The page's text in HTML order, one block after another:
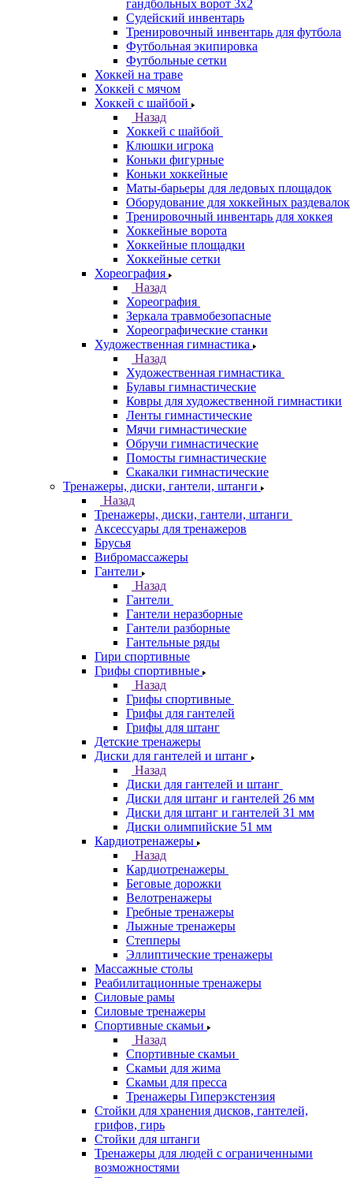
гандбольных ворот 3х2
Судейский инвентарь
Тренировочный инвентарь для футбола
Футбольная экипировка
Футбольные сетки
Хоккей на траве
Хоккей с мячом
Хоккей с шайбой
Назад
Хоккей с шайбой
Клюшки игрока
Коньки фигурные
Коньки хоккейные
Маты-барьеры для ледовых площадок
Оборудование для хоккейных раздевалок
Тренировочный инвентарь для хоккея
Хоккейные ворота
Хоккейные площадки
Хоккейные сетки
Хореография
Назад
Хореография
Зеркала травмобезопасные
Хореографические станки
Художественная гимнастика
Назад
Художественная гимнастика
Булавы гимнастические
Ковры для художественной гимнастики
Ленты гимнастические
Мячи гимнастические
Обручи гимнастические
Помосты гимнастические
Скакалки гимнастические
Тренажеры, диски, гантели, штанги
Назад
Тренажеры, диски, гантели, штанги
Аксессуары для тренажеров
Брусья
Вибромассажеры
Гантели
Назад
Гантели
Гантели неразборные
Гантели разборные
Гантельные ряды
Гири спортивные
Грифы спортивные
Назад
Грифы спортивные
Грифы для гантелей
Грифы для штанг
Детские тренажеры
Диски для гантелей и штанг
Назад
Диски для гантелей и штанг
Диски для штанг и гантелей 26 мм
Диски для штанг и гантелей 31 мм
Диски олимпийские 51 мм
Кардиотренажеры
Назад
Кардиотренажеры
Беговые дорожки
Велотренажеры
Гребные тренажеры
Лыжные тренажеры
Степперы
Эллиптические тренажеры
Массажные столы
Реабилитационные тренажеры
Силовые рамы
Силовые тренажеры
Спортивные скамьи
Назад
Спортивные скамьи
Скамьи для жима
Скамьи для пресса
Тренажеры Гиперэкстензия
Стойки для хранения дисков, гантелей,
грифов, гирь
Стойки для штанги
Тренажеры для людей с ограниченными
возможностями